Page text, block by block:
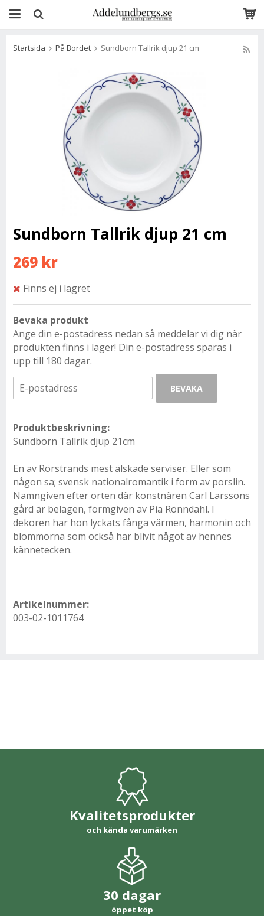
Startsida På Bordet Sundborn Tallrik djup 21 cm
Sundborn Tallrik djup 21 cm
269 kr
Finns ej i lagret
Bevaka produkt
Ange din e-postadress nedan så meddelar vi dig när
produkten finns i lager! Din e-postadress sparas i
upp till 180 dagar.
BEVAKA
Produktbeskrivning:
Sundborn Tallrik djup 21cm
En av Rörstrands mest älskade serviser. Eller som
någon sa; svensk nationalromantik i form av porslin.
Namngiven efter orten där konstnären Carl Larssons
gård är belägen, formgiven av Pia Rönndahl. I
dekoren har hon lyckats fånga värmen, harmonin och
blommorna som också har blivit något av hennes
kännetecken.
Artikelnummer:
003-02-1011764
Kvalitetsprodukter
och kända varumärken
30 dagar
öppet köp